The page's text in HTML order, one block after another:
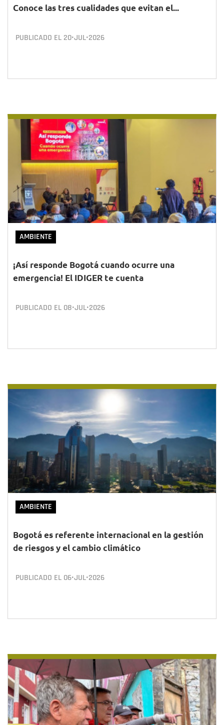
Conoce las tres cualidades que evitan el...
PUBLICADO EL 20•JUL•2026
AMBIENTE
¡Así responde Bogotá cuando ocurre una
emergencia! El IDIGER te cuenta
PUBLICADO EL 08•JUL•2026
AMBIENTE
Bogotá es referente internacional en la gestión
de riesgos y el cambio climático
PUBLICADO EL 06•JUL•2026